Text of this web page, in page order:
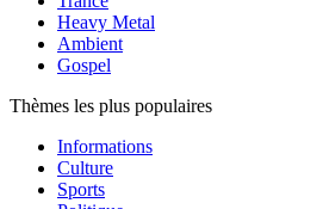
Heavy Metal
Ambient
Gospel
Thèmes les plus populaires
Informations
Culture
Sports